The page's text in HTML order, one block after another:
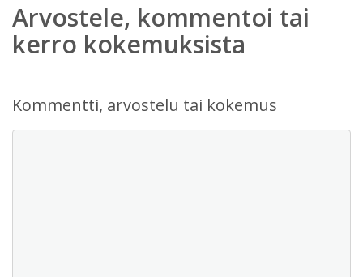
Arvostele, kommentoi tai
kerro kokemuksista
Kommentti, arvostelu tai kokemus